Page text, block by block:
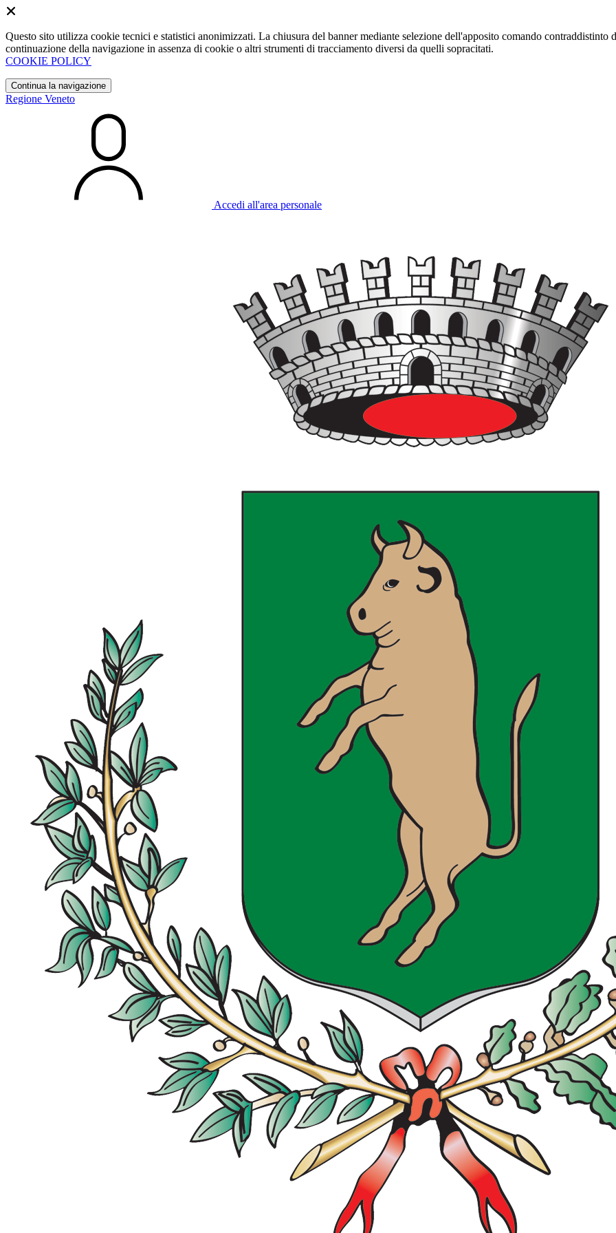
Questo sito utilizza cookie tecnici e statistici anonimizzati. La chiusura del banner mediante selezione dell'apposito comando
continuazione della navigazione in assenza di cookie o altri strumenti di tracciamento diversi da quelli sopracitati.
COOKIE POLICY
Continua la navigazione
Regione Veneto
Accedi all'area personale